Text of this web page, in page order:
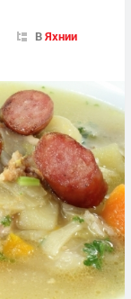
ВЯхнии